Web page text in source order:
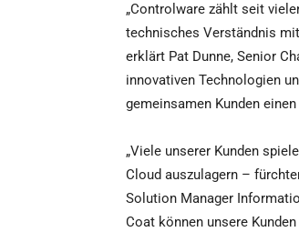
„Controlware zählt seit
technisches Verständnis
erklärt Pat Dunne, Senior
innovativen Technologien
gemeinsamen Kunden
„Viele unserer Kunden
Cloud auszulagern –
Solution Manager
Coat können unsere